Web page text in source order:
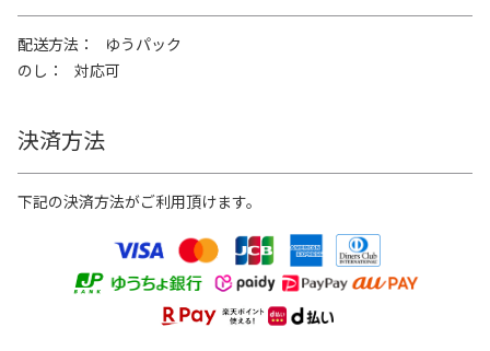
配送方法
ゆうパック
のし
対応可
決済方法
下記の決済方法がご利用頂けます。